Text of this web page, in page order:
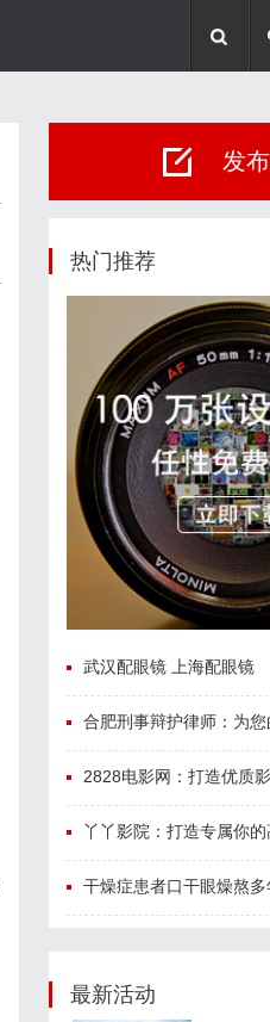
发
热门推荐
武汉配眼镜 上海配眼镜
合肥刑事辩护律师：为
2828电影网：打造优质影片在
丫丫影院：打造专属你的高
干燥症患者口干眼燥熬多年，一个周期缓过来？老中
最新活动